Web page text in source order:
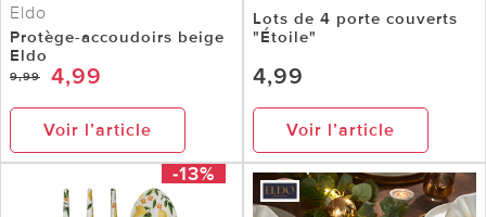
Eldo
Protège-accoudoirs beige
Eldo
9,99 4,99
Voir l’article
Lots de 4 porte couverts
"Étoile"
4,99
Voir l’article
-13%